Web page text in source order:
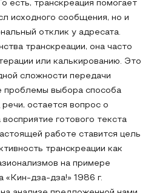
есть, транскреация помогает
исходного сообщения, но и
отклик у адресата.
транскреации, она часто
или калькированию. Это
сложности передачи
проблемы выбора способа
остается вопрос о
готового текста
работе ставится цель
транскреации как
на примере
«Кин-дза-дза!» 1986 г.